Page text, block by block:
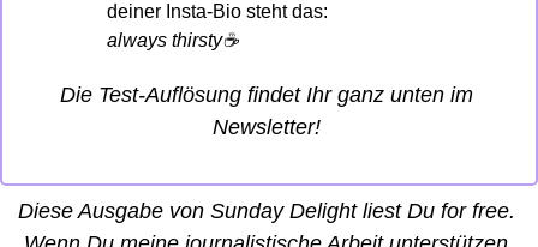
deiner Insta-Bio steht das:
always thirsty☕
Die Test-Auflösung findet Ihr ganz unten im
Newsletter!
Diese Ausgabe von Sunday Delight liest Du for free.